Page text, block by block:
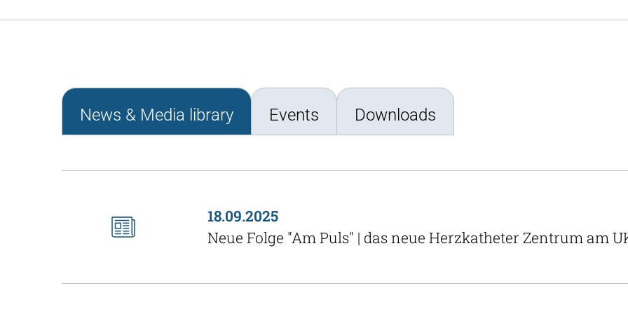
News & Media library Events Downloads
18.09.2025
Neue Folge "Am Puls" | das neue Herzkatheter Zentrum am